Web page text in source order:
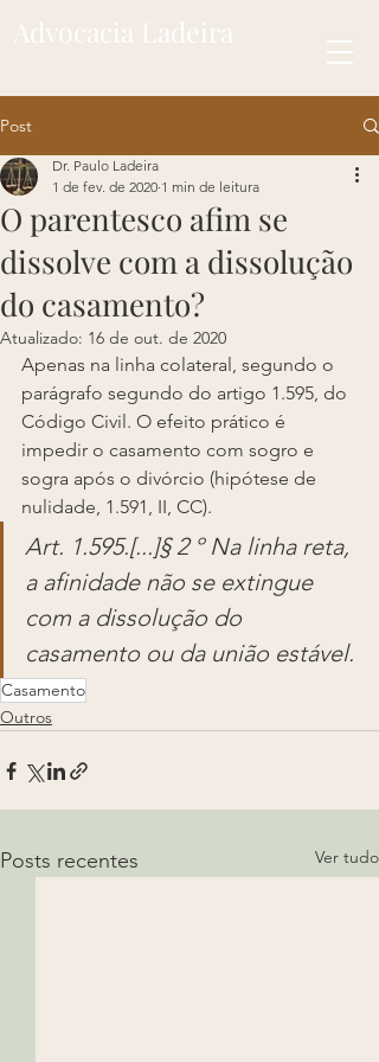
Advocacia Ladeira
Post
O parentesco afim se
dissolve com a dissolução
do casamento?
Dr. Paulo Ladeira
1 de fev. de 2020 1 min de leitura
Atualizado: 16 de out. de 2020
Apenas na linha colateral, segundo o
parágrafo segundo do artigo 1.595, do
Código Civil. O efeito prático é
impedir o casamento com sogro e
sogra após o divórcio (hipótese de
nulidade, 1.591, II, CC).
Art. 1.595.[...]§ 2 º Na linha reta,
a afinidade não se extingue
com a dissolução do
casamento ou da união estável.
Casamento
Outros
Posts recentes Ver tudo